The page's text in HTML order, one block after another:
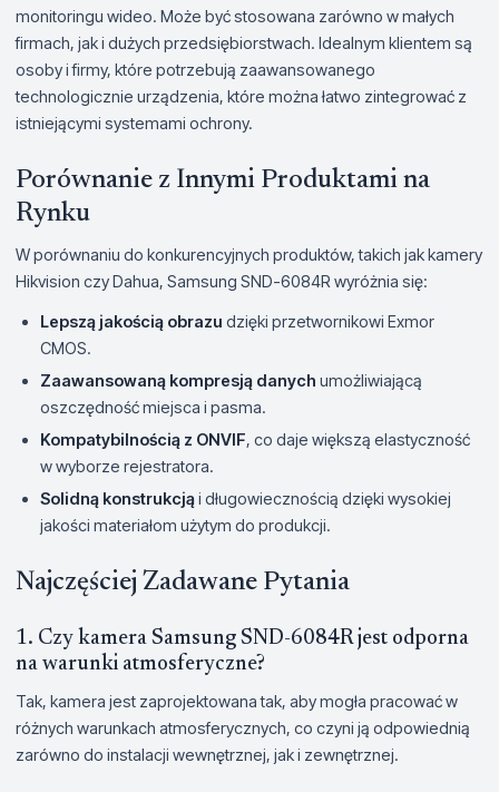
monitoringu wideo. Może być stosowana zarówno w małych
firmach, jak i dużych przedsiębiorstwach. Idealnym klientem są
osoby i firmy, które potrzebują zaawansowanego
technologicznie urządzenia, które można łatwo zintegrować z
istniejącymi systemami ochrony.
Porównanie z Innymi Produktami na
Rynku
W porównaniu do konkurencyjnych produktów, takich jak kamery
Hikvision czy Dahua, Samsung SND-6084R wyróżnia się:
Lepszą jakością obrazu dzięki przetwornikowi Exmor
CMOS.
Zaawansowaną kompresją danych umożliwiającą
oszczędność miejsca i pasma.
Kompatybilnością z ONVIF, co daje większą elastyczność
w wyborze rejestratora.
Solidną konstrukcjąi długowiecznością dzięki wysokiej
jakości materiałom użytym do produkcji.
Najczęściej Zadawane Pytania
1. Czy kamera Samsung SND-6084R jest odporna
na warunki atmosferyczne?
Tak, kamera jest zaprojektowana tak, aby mogła pracować w
różnych warunkach atmosferycznych, co czyni ją odpowiednią
zarówno do instalacji wewnętrznej, jak i zewnętrznej.